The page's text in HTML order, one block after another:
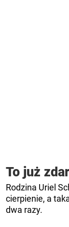
To już
Rodzina Uriel
cierpienie, a
dwa razy.